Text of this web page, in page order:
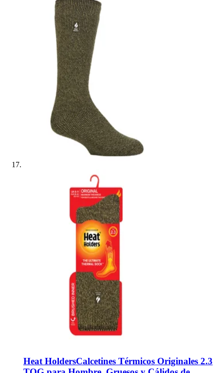
Heat HoldersCalcetines Térmicos Originales 2.3